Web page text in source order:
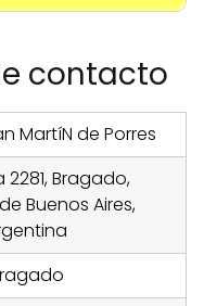
contacto
Martí­N de Porres
2281, Bragado,
Buenos Aires,